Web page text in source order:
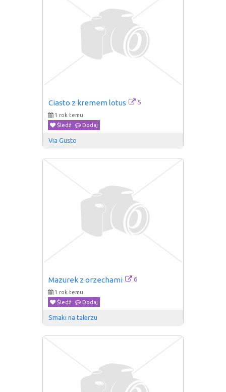
Ciasto z kremem lotus 5
1 rok temu
Śledź
Dodaj
Via Gusto
Mazurek z orzechami 6
1 rok temu
Śledź
Dodaj
Smaki na talerzu